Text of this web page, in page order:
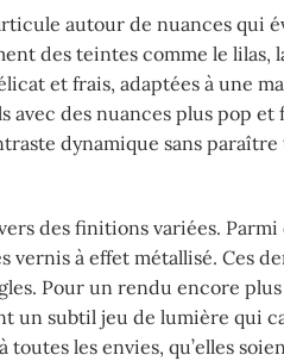
autour de nuances qui
des teintes comme le lilas,
et frais, adaptées à une
avec des nuances plus pop
dynamique sans
des finitions variées.
vernis à effet métallisé. Ces
Pour un rendu encore
un subtil jeu de lumière qui
les envies, qu’elles